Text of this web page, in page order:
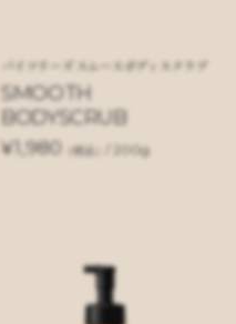
バイツリーズ スムースボディスクラブ
SMOOTH
BODYSCRUB
¥1,980 （税込） / 200g